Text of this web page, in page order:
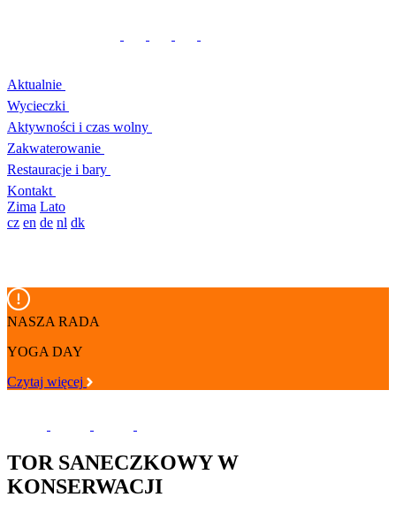
Aktualnie
Wycieczki
Aktywności i czas wolny
Zakwaterowanie
Restauracje i bary
Kontakt
Zima Lato
cz en de nl dk
NASZA RADA
YOGA DAY
Czytaj więcej
TOR SANECZKOWY W
KONSERWACJI